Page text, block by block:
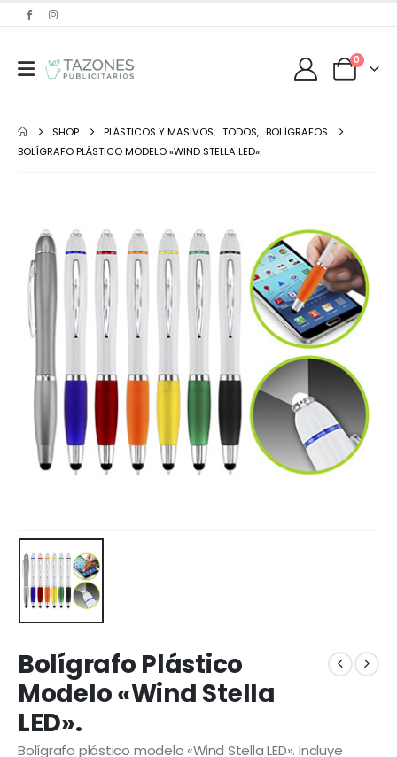
0
SHOP PLÁSTICOS Y MASIVOS, TODOS, BOLÍGRAFOS
BOLÍGRAFO PLÁSTICO MODELO «WIND STELLA LED».
Bolígrafo Plástico
Modelo «Wind Stella
LED».
Bolígrafo plástico modelo «Wind Stella LED». Incluye